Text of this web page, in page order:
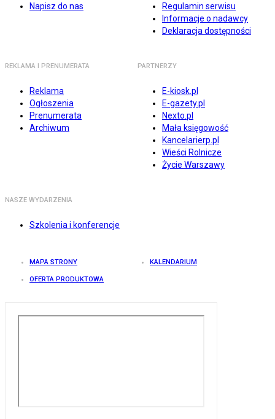
Napisz do nas
Regulamin serwisu
Informacje o nadawcy
Deklaracja dostępności
REKLAMA I PRENUMERATA
Reklama
Ogłoszenia
Prenumerata
Archiwum
PARTNERZY
E-kiosk.pl
E-gazety.pl
Nexto.pl
Mała księgowość
Kancelarierp.pl
Wieści Rolnicze
Życie Warszawy
NASZE WYDARZENIA
Szkolenia i konferencje
MAPA STRONY KALENDARIUM
OFERTA PRODUKTOWA